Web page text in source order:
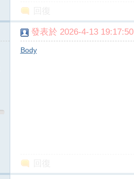
發表於 2026-4-13 19:17:50
Body